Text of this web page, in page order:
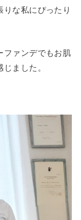
な私にぴったり
ファンデでもお肌
ました。